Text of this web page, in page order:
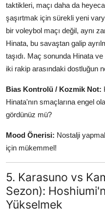
taktikleri, maçı daha da
şaşırtmak için sürekli yeni
bir voleybol maçı değil, aynı
Hinata, bu savaştan galip
taşıdı. Maç sonunda Hinata
iki rakip arasındaki dostluğun
Bias Kontrolü / Kozmik Not:
Hinata'nın smaçlarına engel
gördünüz mü?
Mood Önerisi: Nostalji
için mükemmel!
5. Karasuno vs
Sezon):
Yükselmek